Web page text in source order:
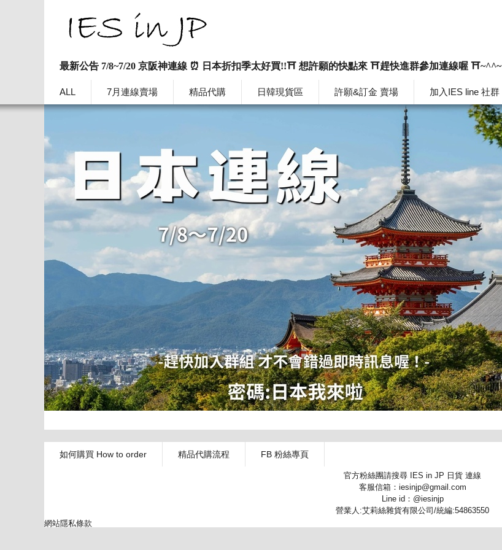
ALL 7月連線賣場 精品代購 日韓現貨區 許願&訂金 賣場 加入IES line 社群
最新公告 7/8~7/20 京阪神連線 ⏰ 日本折扣季太好買!!⛩️ 想許願的快點來 ⛩️趕快進群參加連線喔 ⛩️~^^~
如何購買 How to order 精品代購流程 FB 粉絲專頁
官方粉絲團請搜尋 IES in JP 日貨 連線
客服信箱：iesinjp@gmail.com
Line id：@iesinjp
營業人:艾莉絲雜貨有限公司/統編:54863550
網站隱私條款